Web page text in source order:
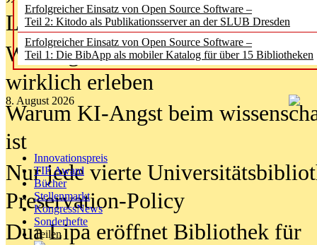
Erfolgreicher Einsatz von Open Source Software –
Teil 2: Kitodo als Publikationsserver an der SLUB Dresden
Erfolgreicher Einsatz von Open Source Software –
Teil 1: Die BibApp als mobiler Katalog für über 15 Bibliotheken
8. August 2026
Innovationspreis
TIP Award
Bücher
Stellenmarkt
KongressNews
Sonderhefte
Teilen
Lesen als Infrastrukturaufgabe
Wie Jugendliche Social Media
wirklich erleben
Warum KI-Angst beim
ist
Nur jede vierte
Preservation-Policy
Dua Lipa eröffnet Bibliothek für